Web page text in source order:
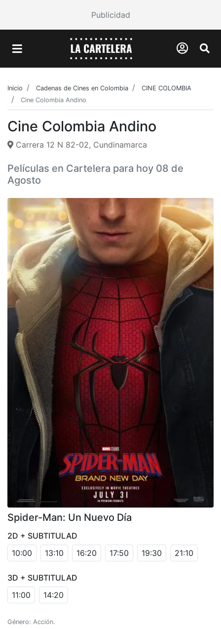
Publicidad
Inicio Cadenas de Cines en Colombia
CINE COLOMBIA
Cine Colombia Andino
Cine Colombia Andino
Carrera 12 N 82-02, Cundinamarca
Películas en Cartelera para hoy 08 de
Agosto
Spider-Man: Un Nuevo Día
2D + SUBTITULAD
10:00
13:10 16:20 17:50 19:30 21:10
3D + SUBTITULAD
11:00
14:20
Género: Acción.